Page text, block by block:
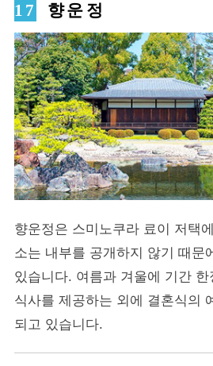
향운정
향운정은 스미노쿠라 료이 저택
소는 내부를 공개하지 않기 때문
있습니다. 여름과 겨울에 기간
식사를 제공하는 외에 결혼식의
되고 있습니다.